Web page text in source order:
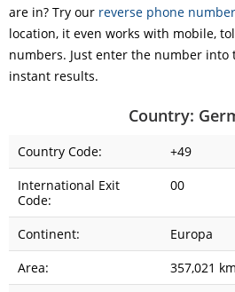
are in? Try our reverse phone
location, it even works with mobile,
numbers. Just enter the number into
instant results.
Country:
Country Code:
+49
International Exit
Code:
00
Continent:
Europa
Area:
357,021 km